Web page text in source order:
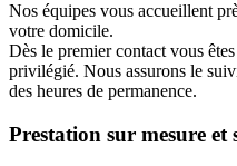
Nos équipes vous accueillent
votre domicile.
Dès le premier contact vous
privilégié. Nous assurons le
des heures de permanence.
Prestation sur mesure et